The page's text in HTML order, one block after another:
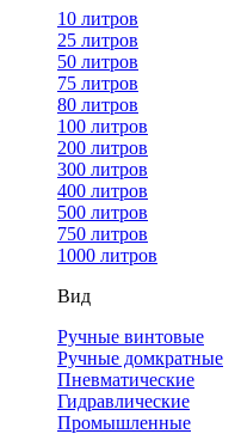
10 литров
25 литров
50 литров
75 литров
80 литров
100 литров
200 литров
300 литров
400 литров
500 литров
750 литров
1000 литров
Вид
Ручные винтовые
Ручные домкратные
Пневматические
Гидравлические
Промышленные